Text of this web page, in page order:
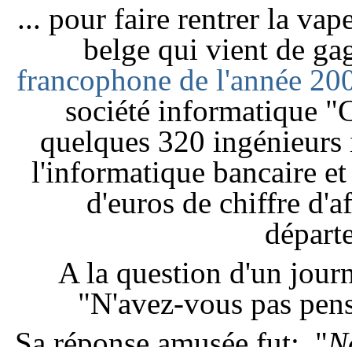
... pour faire rentrer la
belge qui vient de
francophone de l'année
société informatique
quelques 320
l'informatique bancaire
d'euros de chiffre
A la question d'un
"N'avez-vous pas